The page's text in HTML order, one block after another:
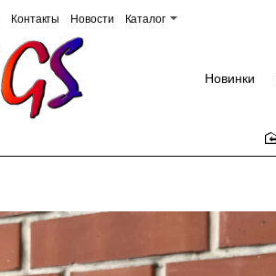
Контакты Новости Каталог
Новинки